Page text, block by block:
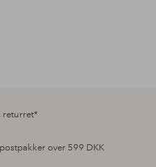
returret*
over 599 DKK